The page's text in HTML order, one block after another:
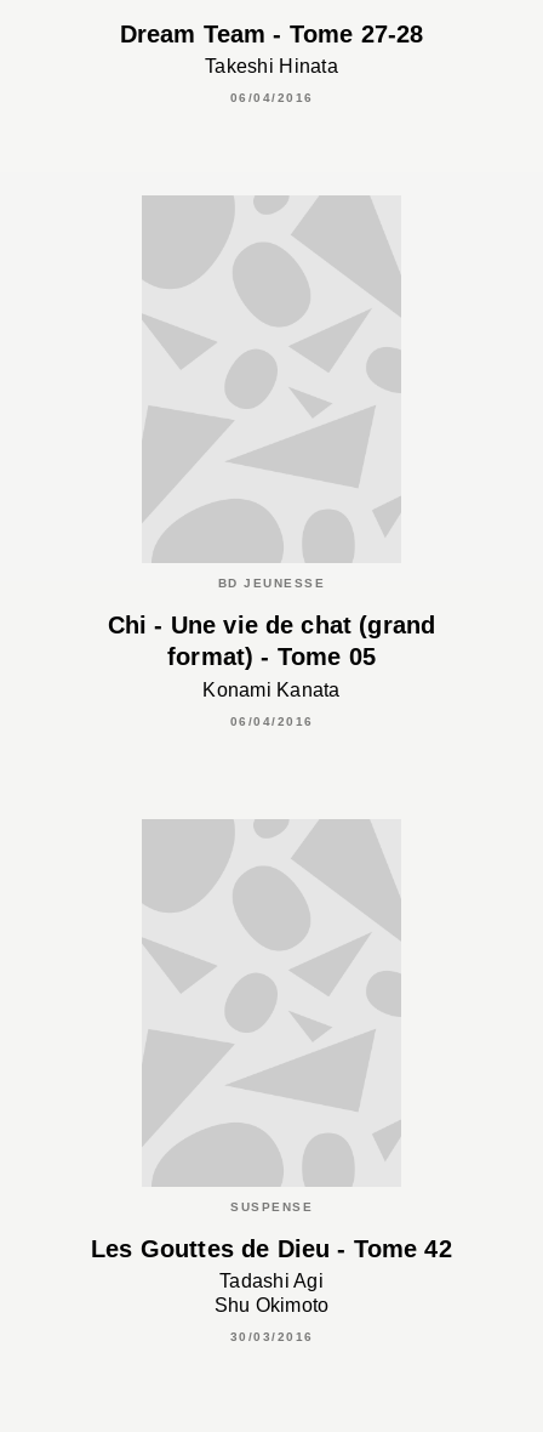
Dream Team - Tome 27-28
Takeshi Hinata
06/04/2016
BD JEUNESSE
Chi - Une vie de chat (grand
format) - Tome 05
Konami Kanata
06/04/2016
SUSPENSE
Les Gouttes de Dieu - Tome 42
Tadashi Agi
Shu Okimoto
30/03/2016